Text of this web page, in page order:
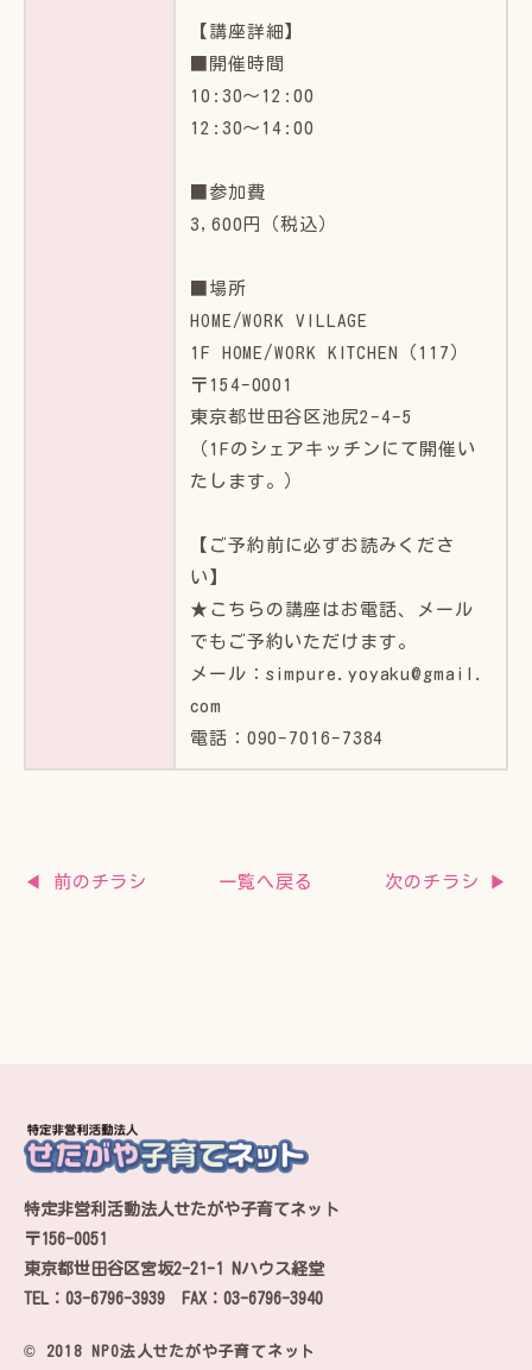
【講座詳細】
■開催時間
10:30～12:00
12:30～14:00
■参加費
3,600円（税込）
■場所
HOME/WORK VILLAGE
1F HOME/WORK KITCHEN（117）
〒154-0001
東京都世田谷区池尻2-4-5
（1Fのシェアキッチンにて開催い
たします。）
【ご予約前に必ずお読みくださ
い】
★こちらの講座はお電話、メール
でもご予約いただけます。
メール：simpure.yoyaku@gmail.
com
電話：090-7016-7384
◀ 前のチラシ 次のチラシ ▶
一覧へ戻る
特定非営利活動法人せたがや子育てネット
〒156-0051
東京都世田谷区宮坂2-21-1 Nハウス経堂
TEL：03-6796-3939 FAX：03-6796-3940
© 2018 NPO法人せたがや子育てネット